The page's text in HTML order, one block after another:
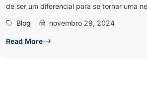
de ser um diferencial para se tornar uma
Blog
novembro 29, 2024
Read More